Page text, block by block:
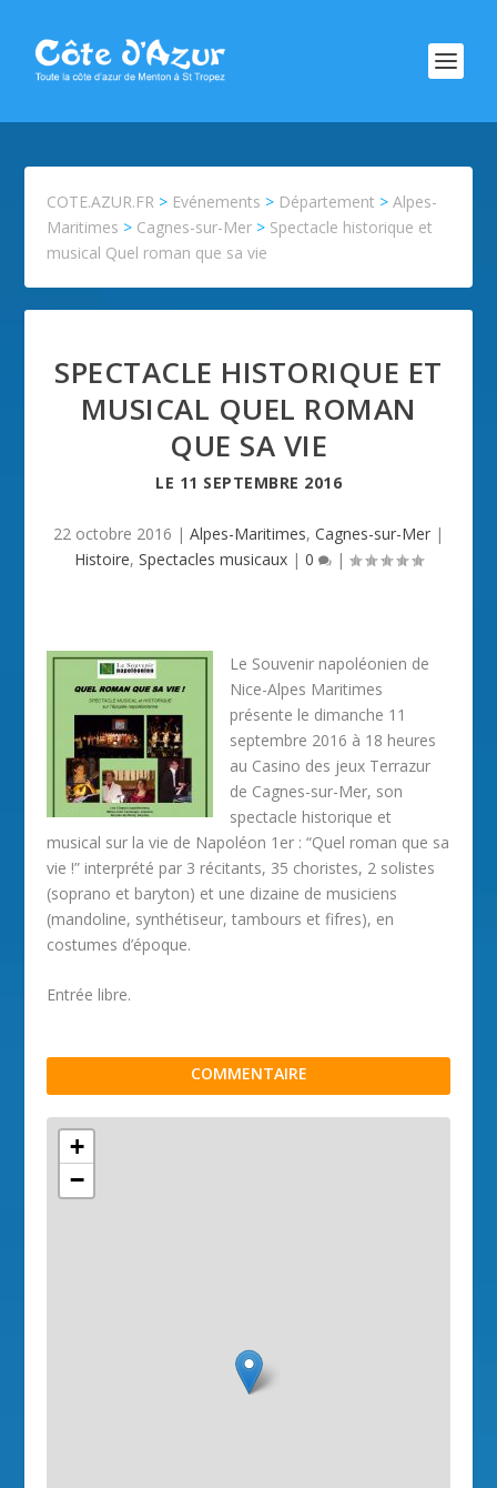
COTE.AZUR.FR > Evénements > Département >Alpes-
Maritimes > Cagnes-sur-Mer > Spectacle historique et
musical Quel roman que sa vie
SPECTACLE HISTORIQUE ET
MUSICAL QUEL ROMAN
QUE SA VIE
LE 11 SEPTEMBRE 2016
22 octobre 2016 | Alpes-Maritimes, Cagnes-sur-Mer |
Histoire, Spectacles musicaux | 0 |
Le Souvenir napoléonien de
Nice-Alpes Maritimes
présente le dimanche 11
septembre 2016 à 18 heures
au Casino des jeux Terrazur
de Cagnes-sur-Mer, son
spectacle historique et
musical sur la vie de Napoléon 1er : “Quel roman que sa
vie !” interprété par 3 récitants, 35 choristes, 2 solistes
(soprano et baryton) et une dizaine de musiciens
(mandoline, synthétiseur, tambours et fifres), en
costumes d’époque.
Entrée libre.
COMMENTAIRE
+
−